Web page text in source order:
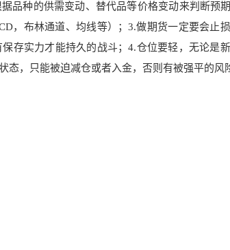
品种的供需变动、替代品等价格变动来判断预
，布林通道、均线等）；3.做期货一定要会止
存实力才能持久的战斗；4.仓位要轻，无论是
，只能被迫减仓或者入金，否则有被强平的风